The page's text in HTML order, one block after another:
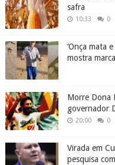
safra
10:33 0
‘Onça mata
mostra
Morre Dona
governador
20:00 0
Virada em
pesquisa